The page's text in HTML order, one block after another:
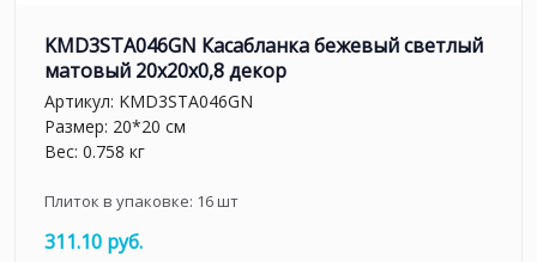
KMD3STA046GN Касабланка бежевый светлый
матовый 20x20x0,8 декор
Артикул: KMD3STA046GN
Размер: 20*20 см
Вес: 0.758 кг
Плиток в упаковке: 16шт
311.10 руб.